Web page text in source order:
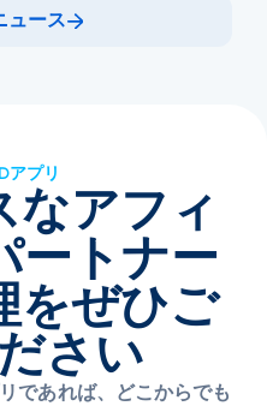
ュース
アプリ
なアフィ
ートナー
をぜひご
さい
であれば、どこからでも